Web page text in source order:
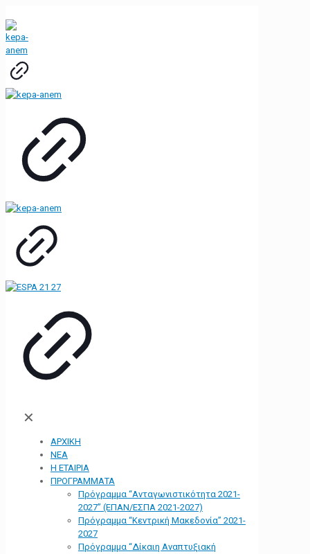
✕
ΑΡΧΙΚΗ
ΝΕΑ
Η ΕΤΑΙΡΙΑ
ΠΡΟΓΡΑΜΜΑΤΑ
Πρόγραμμα “Ανταγωνιστικότητα 2021-
2027” (ΕΠΑΝ/ΕΣΠΑ 2021-2027)
Πρόγραμμα “Κεντρική Μακεδονία” 2021-
2027
Πρόγραμμα “Δίκαιη Αναπτυξιακή